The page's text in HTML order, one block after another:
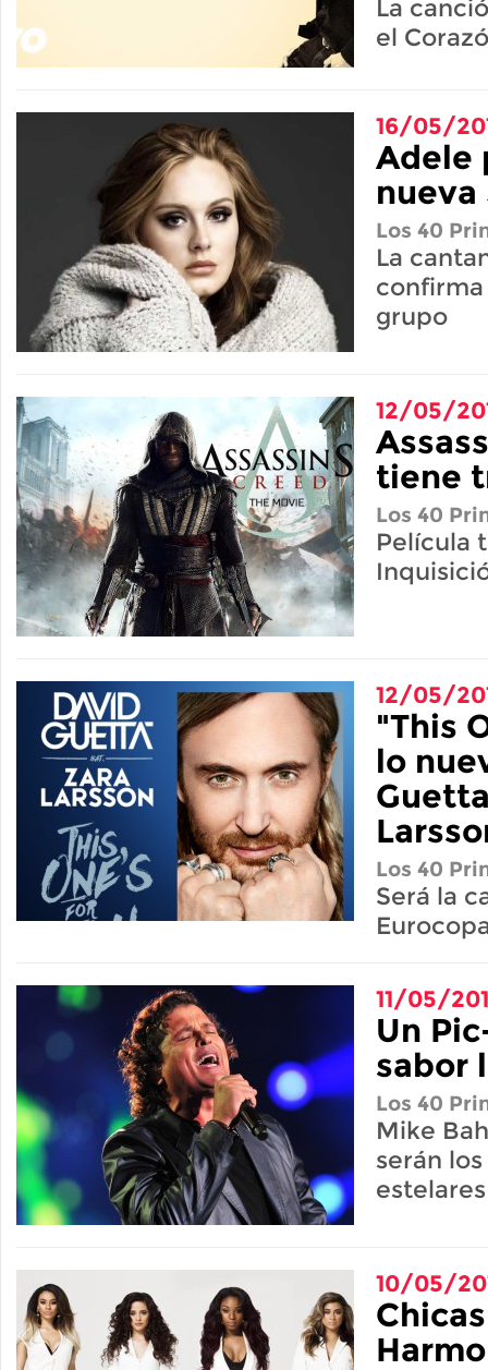
La
el
16/05/
Adele
nueva
Los 40
La
grupo
12/05/
tiene
Los 40
Película
12/05/
"This
lo
Los 40
Será la
11/05/
Un
sabor
Los 40
Mike
serán
estelares
10/05/